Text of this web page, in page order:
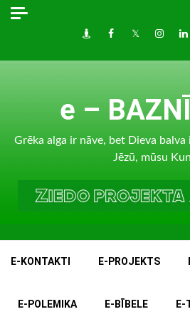
Skip
DraugiemFacebook
Twitter
e –
Grēka alga ir nāve, bet Dieva
Jēzū, mūsu
E-KONTAKTI E-PROJEKTS
E-POLEMIKA E-BĪBELE E-